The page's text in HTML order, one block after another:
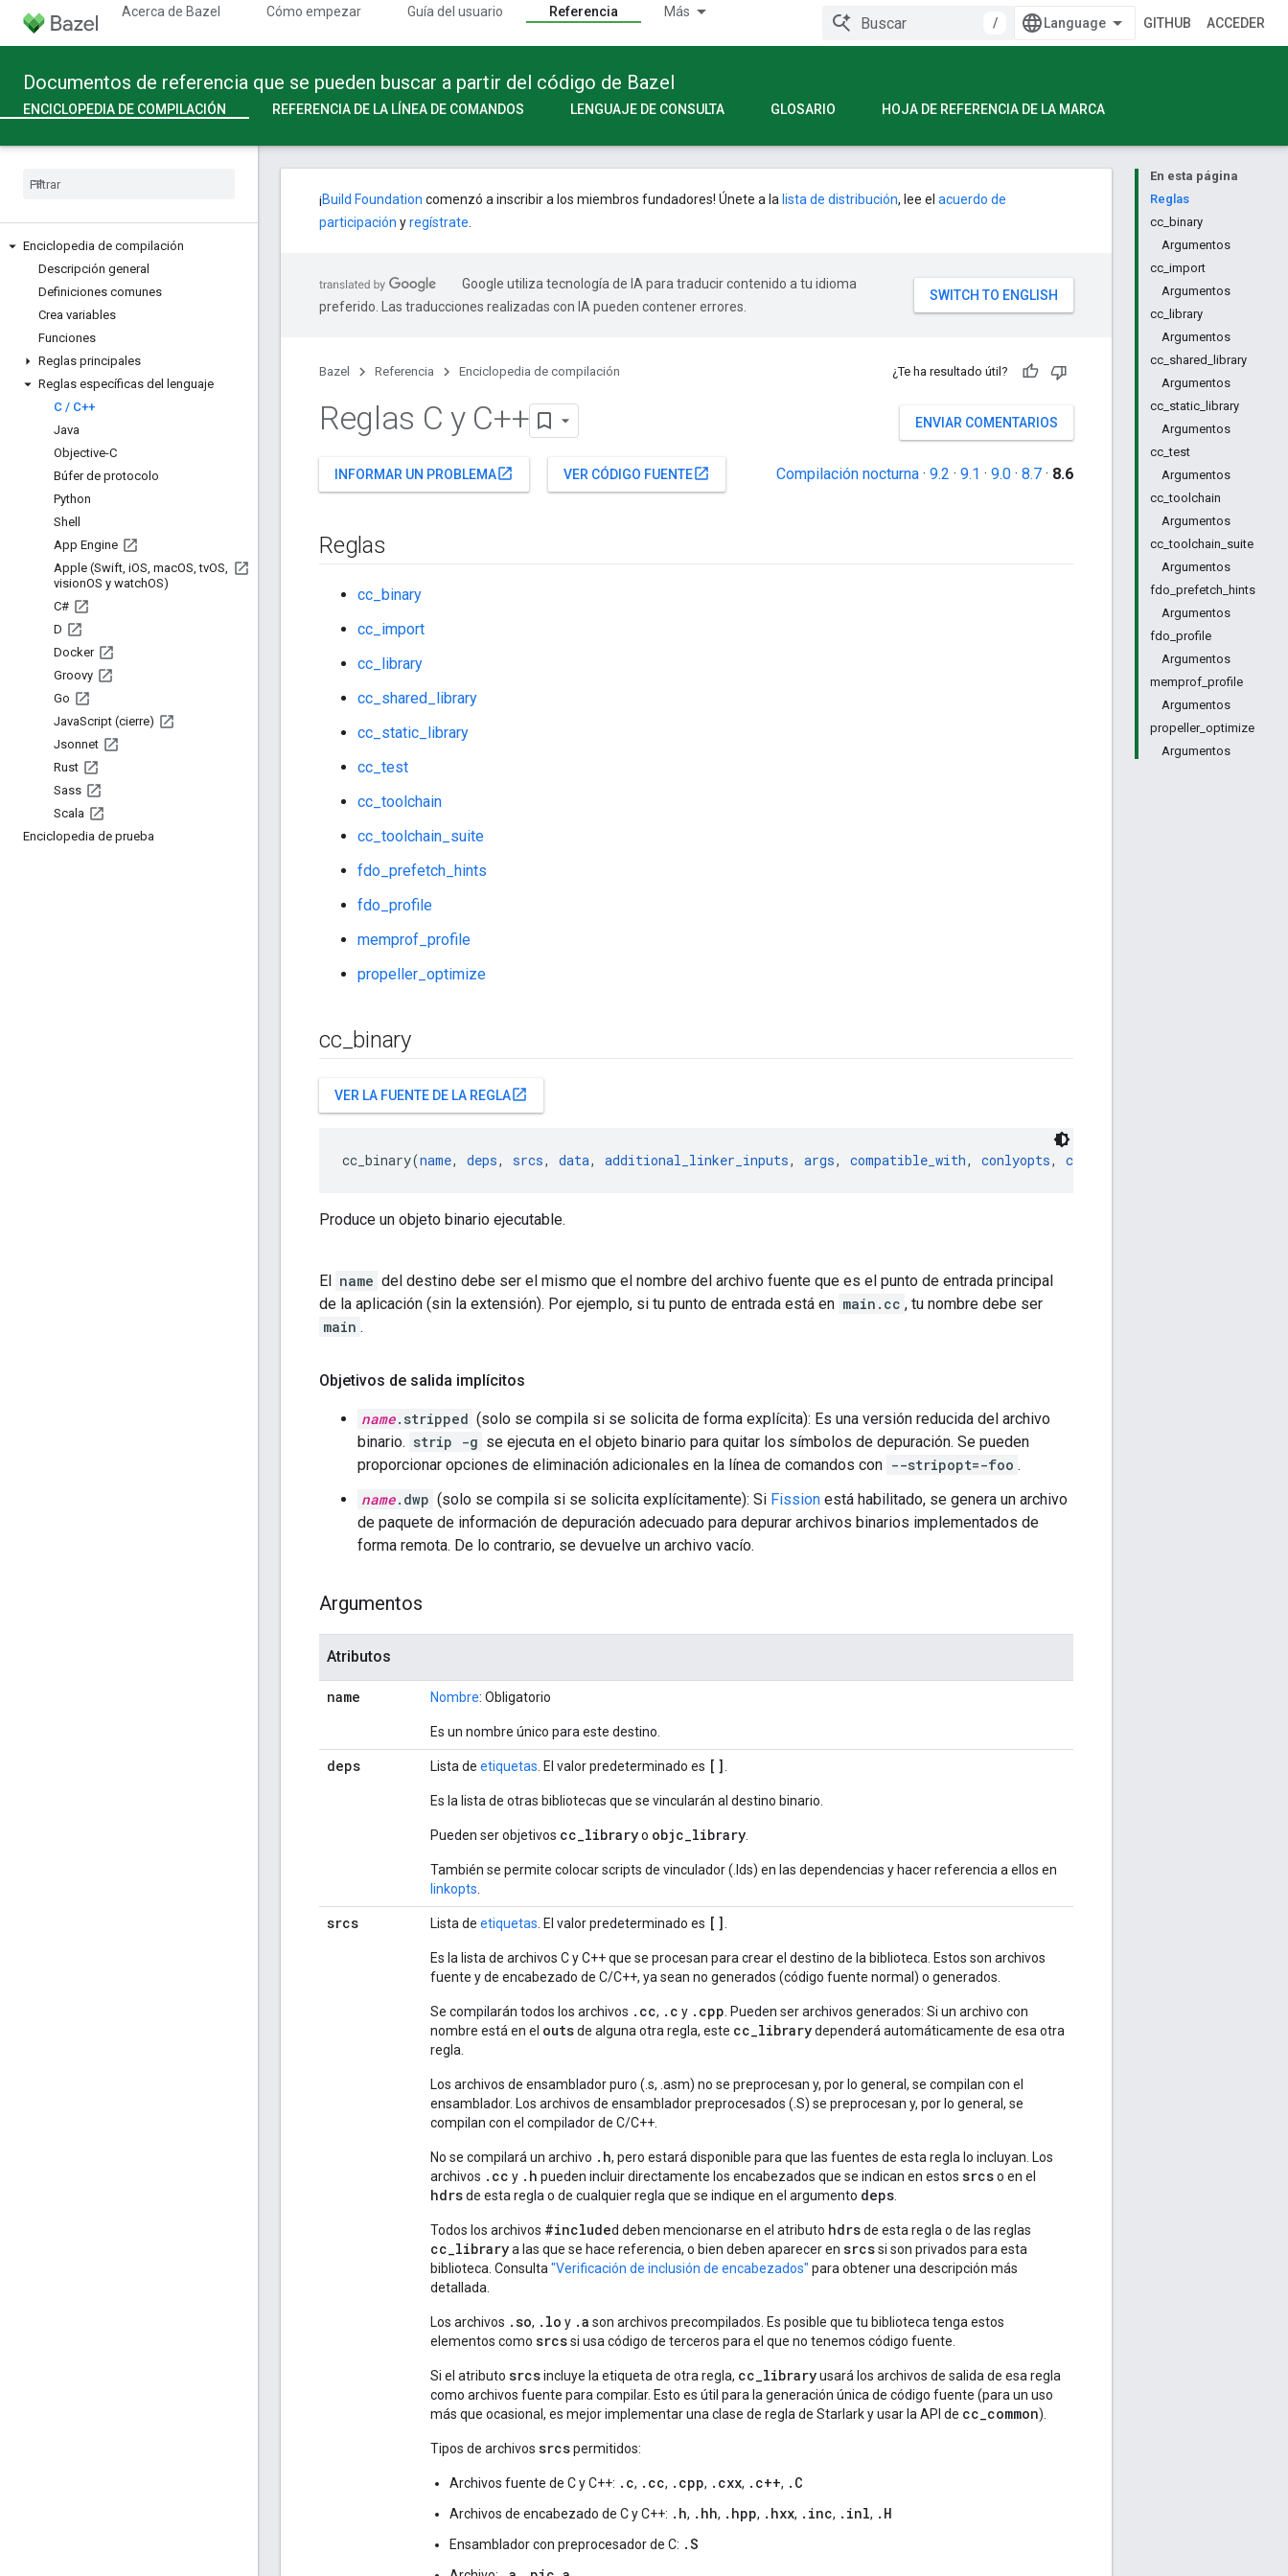
Acerca de Bazel Cómo empezar Guía del usuario Referencia Más
/ GITHUB ACCEDER
Documentos de referencia que se pueden buscar a partir del código de Bazel
ENCICLOPEDIA DE COMPILACIÓN REFERENCIA DE LA LÍNEA DE COMANDOS LENGUAJE DE CONSULTA GLOSARIO HOJA DE REFERENCIA DE LA MARCA
Enciclopedia de compilación
Descripción general
Definiciones comunes
Crea variables
Funciones
Reglas principales
Reglas específicas del lenguaje
C / C++
Java
Objective-C
Búfer de protocolo
Python
Shell
App Engine
Apple (Swift, iOS, macOS, tvOS,
visionOS y watchOS)
C#
D
Docker
Groovy
Go
JavaScript (cierre)
Jsonnet
Rust
Sass
Scala
Enciclopedia de prueba
En esta página
Reglas
cc_binary
Argumentos
cc_import
Argumentos
cc_library
Argumentos
cc_shared_library
Argumentos
cc_static_library
Argumentos
cc_test
Argumentos
cc_toolchain
Argumentos
cc_toolchain_suite
Argumentos
fdo_prefetch_hints
Argumentos
fdo_profile
Argumentos
memprof_profile
Argumentos
propeller_optimize
Argumentos
¡Build Foundation comenzó a inscribir a los miembros fundadores! Únete a la lista de distribución, lee el acuerdo de
participación yregístrate
Google utiliza tecnología de IA para traducir contenido a tu idioma
preferido. Las traducciones realizadas con IA pueden contener errores.
Bazel Referencia Enciclopedia de compilación ¿Te ha resultado útil?
ENVIAR COMENTARIOS
Reglas C y C++
INFORMAR UN PROBLEMAopen_in_new VER CÓDIGO FUENTEopen_in_new Compilación nocturna · 9.2 · 9.1 · 9.0 · 8.7 · 8.6
Reglas
cc_binary
cc_import
cc_library
cc_shared_library
cc_static_library
cc_test
cc_toolchain
cc_toolchain_suite
fdo_prefetch_hints
fdo_profile
memprof_profile
propeller_optimize
cc binary
VER LA FUENTE DE LA REGLAopen_in_new
cc_binary(name, deps, srcs, data, additional_linker_inputs, args, compatible_with, conlyopts, copts
Produce un objeto binario ejecutable.
El name del destino debe ser el mismo que el nombre del archivo fuente que es el punto de entrada principal
de la aplicación (sin la extensión). Por ejemplo, si tu punto de entrada está en main.cc , tu nombre debe ser
main .
Objetivos de salida implícitos
name.stripped (solo se compila si se solicita de forma explícita): Es una versión reducida del archivo
binario. strip -g se ejecuta en el objeto binario para quitar los símbolos de depuración. Se pueden
proporcionar opciones de eliminación adicionales en la línea de comandos con --stripopt=-foo .
name.dwp (solo se compila si se solicita explícitamente): Si Fission está habilitado, se genera un archivo
de paquete de información de depuración adecuado para depurar archivos binarios implementados de
forma remota. De lo contrario, se devuelve un archivo vacío.
Argumentos
Atributos
name Nombre: Obligatorio
Es un nombre único para este destino.
deps Lista de etiquetas . El valor predeterminado es []
Es la lista de otras bibliotecas que se vincularán al destino binario.
Pueden ser objetivos cc_libraryo objc_library
También se permite colocar scripts de vinculador (.lds) en las dependencias y hacer referencia a ellos en
linkopts
srcs Lista de etiquetas . El valor predeterminado es []
Es la lista de archivos C y C++ que se procesan para crear el destino de la biblioteca. Estos son archivos
fuente y de encabezado de C/C++, ya sean no generados (código fuente normal) o generados.
Se compilarán todos los archivos .cc, .c y .cpp . Pueden ser archivos generados: Si un archivo con
nombre está en el outsde alguna otra regla, este cc_librarydependerá automáticamente de esa otra
regla.
Los archivos de ensamblador puro (.s, .asm) no se preprocesan y, por lo general, se compilan con el
ensamblador. Los archivos de ensamblador preprocesados (.S) se preprocesan y, por lo general, se
compilan con el compilador de C/C++.
No se compilará un archivo .h, pero estará disponible para que las fuentes de esta regla lo incluyan. Los
archivos .cc y .h pueden incluir directamente los encabezados que se indican en estos srcso en el
hdrsde esta regla o de cualquier regla que se indique en el argumento deps
Todos los archivos #included deben mencionarse en el atributo hdrsde esta regla o de las reglas
cc_librarya las que se hace referencia, o bien deben aparecer en srcssi son privados para esta
biblioteca. Consulta "Verificación de inclusión de encabezados" para obtener una descripción más
detallada.
Los archivos .so, .lo y .a son archivos precompilados. Es posible que tu biblioteca tenga estos
elementos como srcssi usa código de terceros para el que no tenemos código fuente.
Si el atributo srcsincluye la etiqueta de otra regla, cc_libraryusará los archivos de salida de esa regla
como archivos fuente para compilar. Esto es útil para la generación única de código fuente (para un uso
más que ocasional, es mejor implementar una clase de regla de Starlark y usar la API de cc_common).
Tipos de archivos srcspermitidos:
Archivos fuente de C y C++: .c, .cc, .cpp, .cxx, .c++, .C
Archivos de encabezado de C y C++: .h, .hh, .hpp, .hxx, .inc, .inl, .H
Ensamblador con preprocesador de C: .S